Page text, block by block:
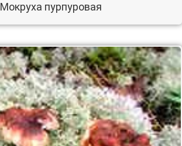
Мокруха пурпуровая